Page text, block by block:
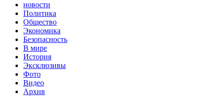
новости
Политика
Общество
Экономика
Безопасность
В мире
История
Эксклюзивы
Фото
Видео
Архив